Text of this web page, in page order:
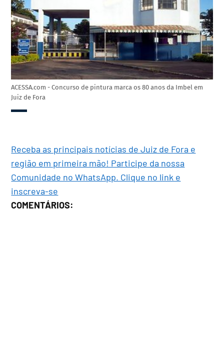
ACESSA.com - Concurso de pintura marca os 80 anos da Imbel em
Juiz de Fora
Receba as principais notícias de Juiz de Fora e
região em primeira mão! Participe da nossa
Comunidade no WhatsApp. Clique no link e
inscreva-se
COMENTÁRIOS: